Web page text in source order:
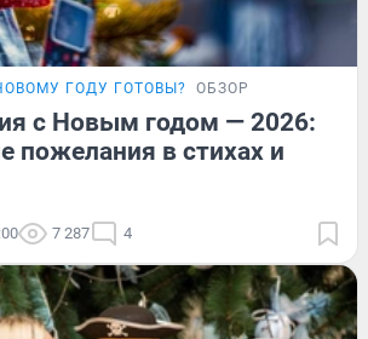
ГОДУ ГОТОВЫ? ОБЗОР
с Новым годом — 2026:
пожелания в стихах и
7 287 4